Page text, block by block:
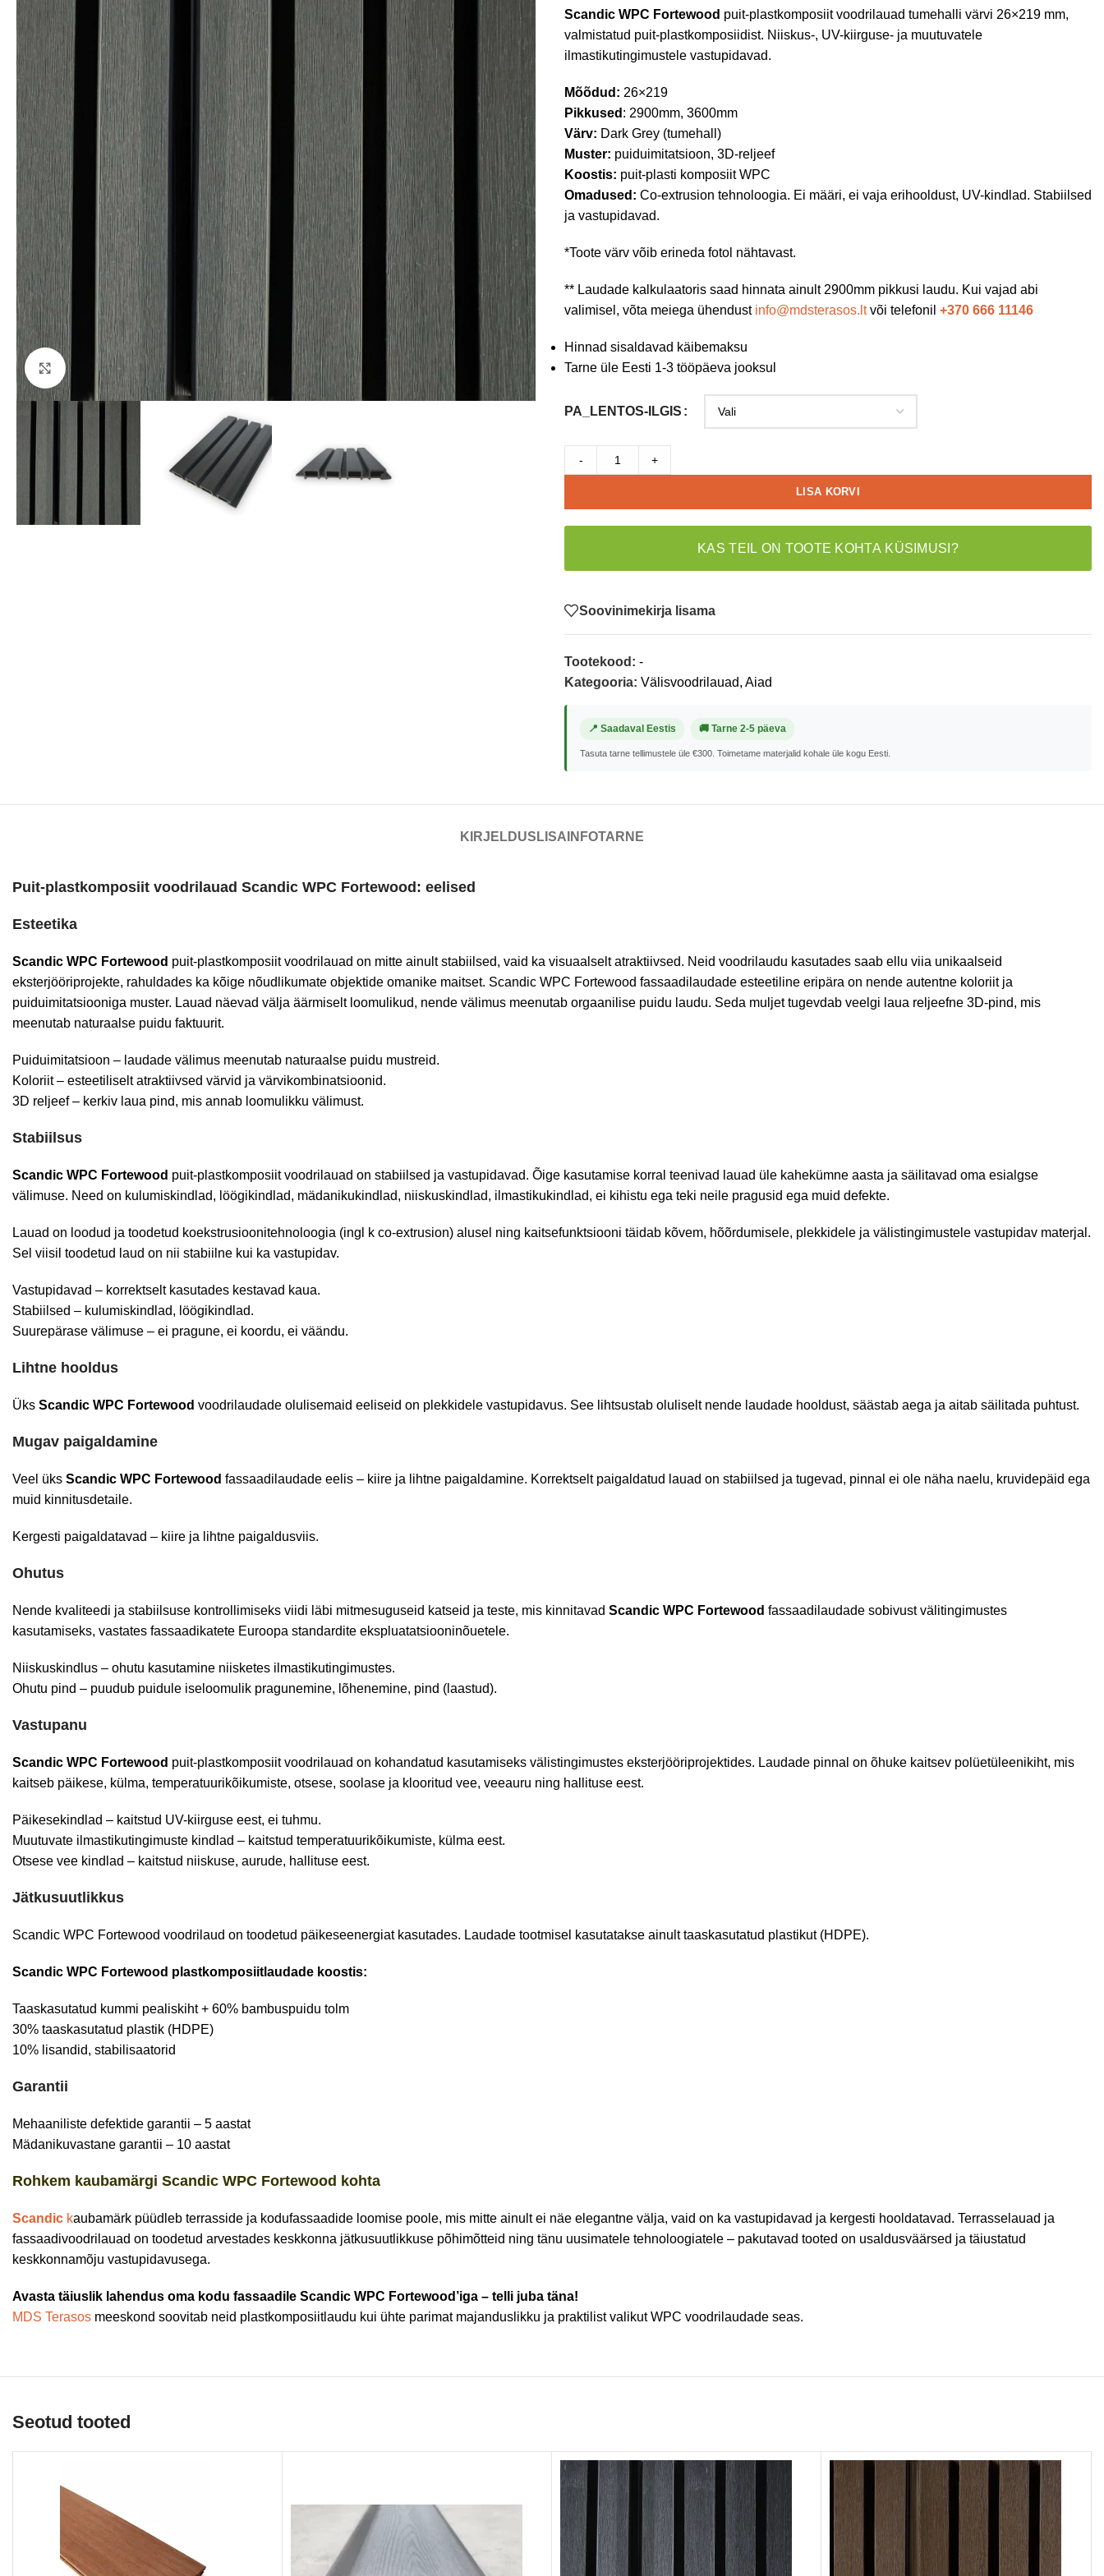
Kliki suurendamiseks
Scandic WPC Fortewood puit-plastkomposiit voodrilauad tumehalli värvi 26×219 mm,
valmistatud puit-plastkomposiidist. Niiskus-, UV-kiirguse- ja muutuvatele
ilmastikutingimustele vastupidavad.
Mõõdud: 26×219
Pikkused : 2900mm, 3600mm
Värv: Dark Grey (tumehall)
Muster: puiduimitatsioon, 3D-reljeef
Koostis: puit-plasti komposiit WPC
Omadused: Co-extrusion tehnoloogia. Ei määri, ei vaja erihooldust, UV-kindlad. Stabiilsed
ja vastupidavad.
*Toote värv võib erineda fotol nähtavast.
** Laudade kalkulaatoris saad hinnata ainult 2900mm pikkusi laudu. Kui vajad abi
valimisel, võta meiega ühendust info@mdsterasos.ltvõi telefonil +370 666 11146
Hinnad sisaldavad käibemaksu
Tarne üle Eesti 1-3 tööpäeva jooksul
PA_LENTOS-ILGIS
- +
LISA KORVI
KAS TEIL ON TOOTE KOHTA KÜSIMUSI?
Soovinimekirja lisama
Tootekood: -
Kategooria: Välisvoodrilauad, Aiad
📍 Saadaval Eestis 🚚 Tarne 2-5 päeva
Tasuta tarne tellimustele üle €300. Toimetame materjalid kohale üle kogu Eesti.
KIRJELDUS LISAINFOTARNE
Puit-plastkomposiit voodrilauad Scandic WPC Fortewood : eelised
Esteetika
Scandic WPC Fortewood puit-plastkomposiit voodrilauad on mitte ainult stabiilsed, vaid ka visuaalselt atraktiivsed. Neid voodrilaudu kasutades saab ellu viia unikaalseid
eksterjööriprojekte, rahuldades ka kõige nõudlikumate objektide omanike maitset. Scandic WPC Fortewood fassaadilaudade esteetiline eripära on nende autentne koloriit ja
puiduimitatsiooniga muster. Lauad näevad välja äärmiselt loomulikud, nende välimus meenutab orgaanilise puidu laudu. Seda muljet tugevdab veelgi laua reljeefne 3D-pind, mis
meenutab naturaalse puidu faktuurit.
Puiduimitatsioon – laudade välimus meenutab naturaalse puidu mustreid.
Koloriit – esteetiliselt atraktiivsed värvid ja värvikombinatsioonid.
3D reljeef – kerkiv laua pind, mis annab loomulikku välimust.
Stabiilsus
Scandic WPC Fortewood puit-plastkomposiit voodrilauad on stabiilsed ja vastupidavad. Õige kasutamise korral teenivad lauad üle kahekümne aasta ja säilitavad oma esialgse
välimuse. Need on kulumiskindlad, löögikindlad, mädanikukindlad, niiskuskindlad, ilmastikukindlad, ei kihistu ega teki neile pragusid ega muid defekte.
Lauad on loodud ja toodetud koekstrusioonitehnoloogia (ingl k co-extrusion) alusel ning kaitsefunktsiooni täidab kõvem, hõõrdumisele, plekkidele ja välistingimustele vastupidav materjal.
Sel viisil toodetud laud on nii stabiilne kui ka vastupidav.
Vastupidavad – korrektselt kasutades kestavad kaua.
Stabiilsed – kulumiskindlad, löögikindlad.
Suurepärase välimuse – ei pragune, ei koordu, ei väändu.
Lihtne hooldus
Üks Scandic WPC Fortewood voodrilaudade olulisemaid eeliseid on plekkidele vastupidavus. See lihtsustab oluliselt nende laudade hooldust, säästab aega ja aitab säilitada puhtust.
Mugav paigaldamine
Veel üks Scandic WPC Fortewood fassaadilaudade eelis – kiire ja lihtne paigaldamine. Korrektselt paigaldatud lauad on stabiilsed ja tugevad, pinnal ei ole näha naelu, kruvidepäid ega
muid kinnitusdetaile.
Kergesti paigaldatavad – kiire ja lihtne paigaldusviis.
Ohutus
Nende kvaliteedi ja stabiilsuse kontrollimiseks viidi läbi mitmesuguseid katseid ja teste, mis kinnitavad Scandic WPC Fortewood fassaadilaudade sobivust välitingimustes
kasutamiseks, vastates fassaadikatete Euroopa standardite ekspluatatsiooninõuetele.
Niiskuskindlus – ohutu kasutamine niisketes ilmastikutingimustes.
Ohutu pind – puudub puidule iseloomulik pragunemine, lõhenemine, pind (laastud).
Vastupanu
Scandic WPC Fortewood puit-plastkomposiit voodrilauad on kohandatud kasutamiseks välistingimustes eksterjööriprojektides. Laudade pinnal on õhuke kaitsev polüetüleenikiht, mis
kaitseb päikese, külma, temperatuurikõikumiste, otsese, soolase ja klooritud vee, veeauru ning hallituse eest.
Päikesekindlad – kaitstud UV-kiirguse eest, ei tuhmu.
Muutuvate ilmastikutingimuste kindlad – kaitstud temperatuurikõikumiste, külma eest.
Otsese vee kindlad – kaitstud niiskuse, aurude, hallituse eest.
Jätkusuutlikkus
Scandic WPC Fortewood voodrilaud on toodetud päikeseenergiat kasutades. Laudade tootmisel kasutatakse ainult taaskasutatud plastikut (HDPE).
Scandic WPC Fortewood plastkomposiitlaudade koostis:
Taaskasutatud kummi pealiskiht + 60% bambuspuidu tolm
30% taaskasutatud plastik (HDPE)
10% lisandid, stabilisaatorid
Garantii
Mehaaniliste defektide garantii – 5 aastat
Mädanikuvastane garantii – 10 aastat
Rohkem kaubamärgi Scandic WPC Fortewood kohta
Scandic kaubamärk püüdleb terrasside ja kodufassaadide loomise poole, mis mitte ainult ei näe elegantne välja, vaid on ka vastupidavad ja kergesti hooldatavad. Terrasselauad ja
fassaadivoodrilauad on toodetud arvestades keskkonna jätkusuutlikkuse põhimõtteid ning tänu uusimatele tehnoloogiatele – pakutavad tooted on usaldusväärsed ja täiustatud
keskkonnamõju vastupidavusega.
Avasta täiuslik lahendus oma kodu fassaadile Scandic WPC Fortewood’iga – telli juba täna!
MDS Terasos meeskond soovitab neid plastkomposiitlaudu kui ühte parimat majanduslikku ja praktilist valikut WPC voodrilaudade seas.
Seotud tooted